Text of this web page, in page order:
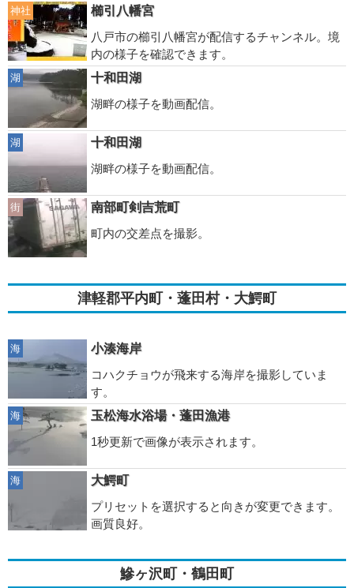
神社
櫛引八幡宮
八戸市の櫛引八幡宮が配信するチャンネル。境
内の様子を確認できます。
湖
十和田湖
湖畔の様子を動画配信。
湖
十和田湖
湖畔の様子を動画配信。
街
南部町剣吉荒町
町内の交差点を撮影。
津軽郡平内町・蓬田村・大鰐町
海
小湊海岸
コハクチョウが飛来する海岸を撮影していま
す。
海
玉松海水浴場・蓬田漁港
1秒更新で画像が表示されます。
海
大鰐町
プリセットを選択すると向きが変更できます。
画質良好。
鰺ヶ沢町・鶴田町